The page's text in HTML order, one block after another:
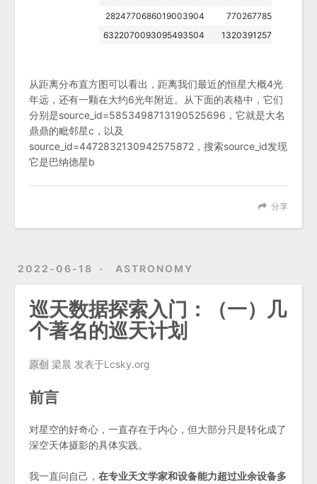
从距离分布直方图可以看出，距离我们最近的恒星大概4光
年远，还有一颗在大约6光年附近。从下面的表格中，它们
分别是source_id=5853498713190525696，它就是大名
鼎鼎的毗邻星c，以及
source_id=4472832130942575872，搜索source_id发现
它是巴纳德星b
分享
2022-06-18 ASTRONOMY
巡天数据探索入门：（一）几
个著名的巡天计划
原创 梁晨 发表于Lcsky.org
前言
对星空的好奇心，一直存在于内心，但大部分只是转化成了
深空天体摄影的具体实践。
我一直问自己， 在专业天文学家和设备能力超过业余设备多